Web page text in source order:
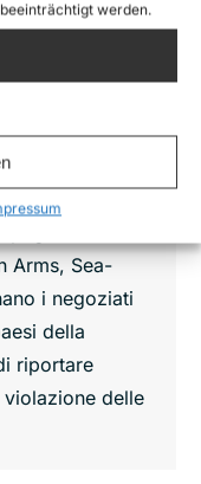
werden.
de Loreto e
con la
sono
salvate da
Arms, Sea-
i negoziati
della
riportare
delle